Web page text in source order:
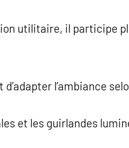
utilitaire, il participe
l’ambiance
et les guirlandes